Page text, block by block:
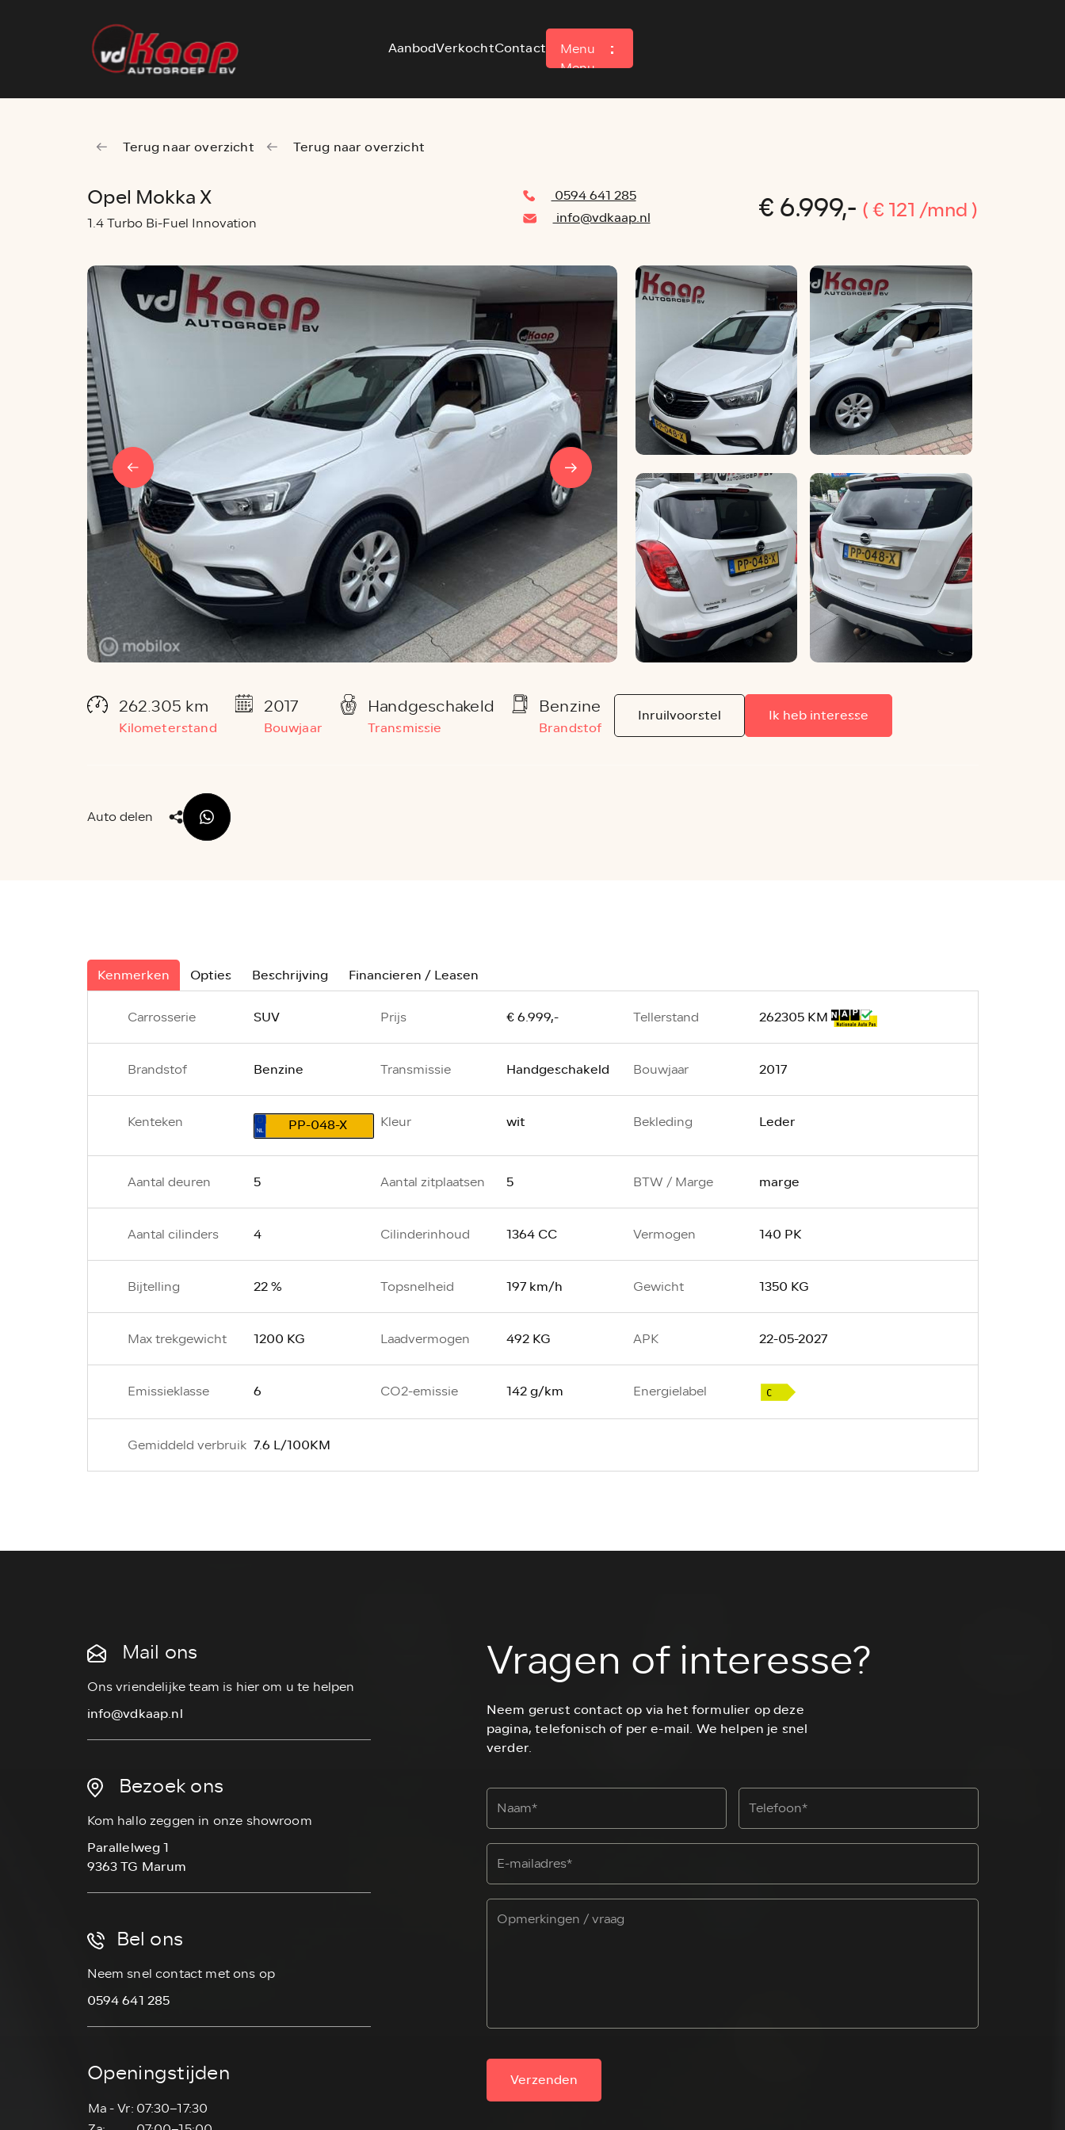
AanbodVerkochtContact
Menu
Menu
Terug naar overzicht Terug naar overzicht
Opel Mokka X
1.4 Turbo Bi-Fuel Innovation
0594 641 285
info@vdkaap.nl
€ 6.999,- ( € 121 /mnd )
262.305 km
Kilometerstand
2017
Bouwjaar
Handgeschakeld
Transmissie
Benzine
Brandstof
Inruilvoorstel Ik heb interesse
Auto delen
Kenmerken Opties Beschrijving Financieren / Leasen
Carrosserie SUV Prijs € 6.999,- Tellerstand 262305 KM
Brandstof Benzine Transmissie Handgeschakeld Bouwjaar 2017
Kenteken PP-048-X Kleur wit Bekleding Leder
Aantal deuren 5 Aantal zitplaatsen 5 BTW / Marge marge
Aantal cilinders 4 Cilinderinhoud 1364 CC Vermogen 140 PK
Bijtelling 22 % Topsnelheid 197 km/h Gewicht 1350 KG
Max trekgewicht 1200 KG Laadvermogen 492 KG APK 22-05-2027
Emissieklasse 6 CO2-emissie 142 g/km Energielabel
Gemiddeld verbruik 7.6 L/100KM
Mail ons
Ons vriendelijke team is hier om u te helpen
info@vdkaap.nl
Bezoek ons
Kom hallo zeggen in onze showroom
Parallelweg 1
9363 TG Marum
Bel ons
Neem snel contact met ons op
0594 641 285
Openingstijden
Ma - Vr: 07:30–17:30
Vragen of interesse?
Neem gerust contact op via het formulier op deze
pagina, telefonisch of per e-mail. We helpen je snel
verder.
Verzenden